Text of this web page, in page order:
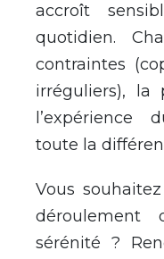
accroît
quotidien.
contraintes
irréguliers), la
l’expérience
toute la
Vous
sérénité ?